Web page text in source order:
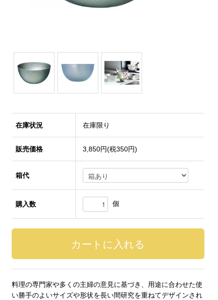
在庫状況 在庫限り
販売価格 3,850円(税350円)
箱代
購入数 個
料理の専門家や多くの主婦の意見に基づき、用途に合わせた使
い勝手のよいサイズや形状を長い間研究を重ねてデザインされ